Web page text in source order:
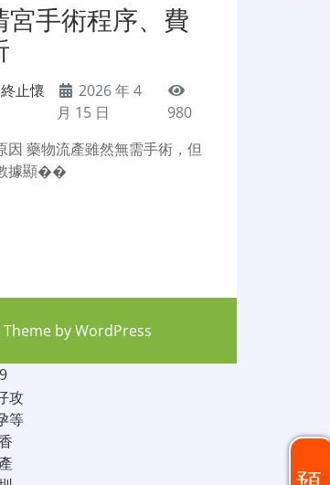
手術程序、費
終止懷
2026 年 4
月 15 日
980
因 藥物流產雖然無需手術，但
據顯��
byWordPress
攻
等